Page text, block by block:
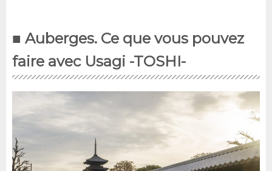
■ Auberges. Ce que vous pouvez
faire avec Usagi -TOSHI-